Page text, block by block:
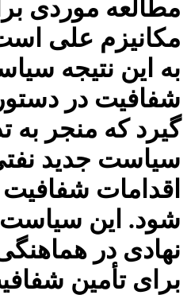
مطالعه موردی
مکانیزم علی
به این نتیجه
شفافیت در
گیرد که منجر به
سیاست جدید
اقدامات
شود. این سیاست
نهادی در
برای تأمین